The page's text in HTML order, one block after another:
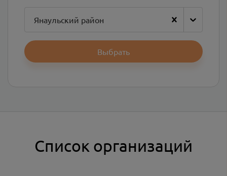
Янаульский район
Выбрать
Список организаций